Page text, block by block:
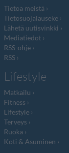
Tietoa meistä
Tietosuojalauseke
Lähetä uutisvinkki
Mediatiedot
RSS-ohje
RSS
Lifestyle
Matkailu
Fitness
Lifestyle
Terveys
Ruoka
Koti & Asuminen